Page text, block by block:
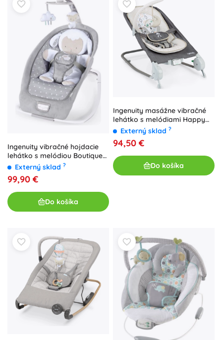
Ingenuity vibračné hojdacie
lehátko s melódiou Boutique
do 18 kg
Externý sklad ?
99,90 €
Do košíka
Ingenuity masážne vibračné
lehátko s melódiami Happy
Belly Rock-to-Bounce
chambray
Externý sklad ?
94,50 €
Do košíka